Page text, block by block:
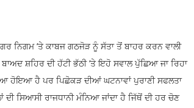
ਨਿਗਮ ’ਤੇ ਕਾਬਜ ਗਠਜੋੜ ਨੂੰ ਸੱਤਾ ਤੋਂ ਬਾਹਰ ਕਰਨ ਵਾਲੀ
ਸ਼ਹਿਰ ਦੀ ਹੱਟੀ ਭੱਠੀ ’ਤੇ ਇਹੋ ਸਵਾਲ ਪੁੱਛਿਆ ਜਾ ਰਿਹਾ
ਹੋਇਆ ਹੈ ਪਰ ਪਿਛੋਕੜ ਦੀਆਂ ਘਟਨਾਵਾਂ ਪੁਰਾਣੀ ਸਫਲਤਾ
ਸਿਆਸੀ ਰਾਜਧਾਨੀ ਮੰਨਿਆ ਜਾਂਦਾ ਹੈ ਜਿੱਥੋਂ ਦੀ ਹਰ ਚੋਣ